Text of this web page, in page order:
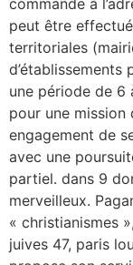
commande à
peut être
territoriales
d’établissements
une période de 6
pour une mission
engagement de
avec une
partiel. dans 9
merveilleux.
« christianismes
juives 47, paris